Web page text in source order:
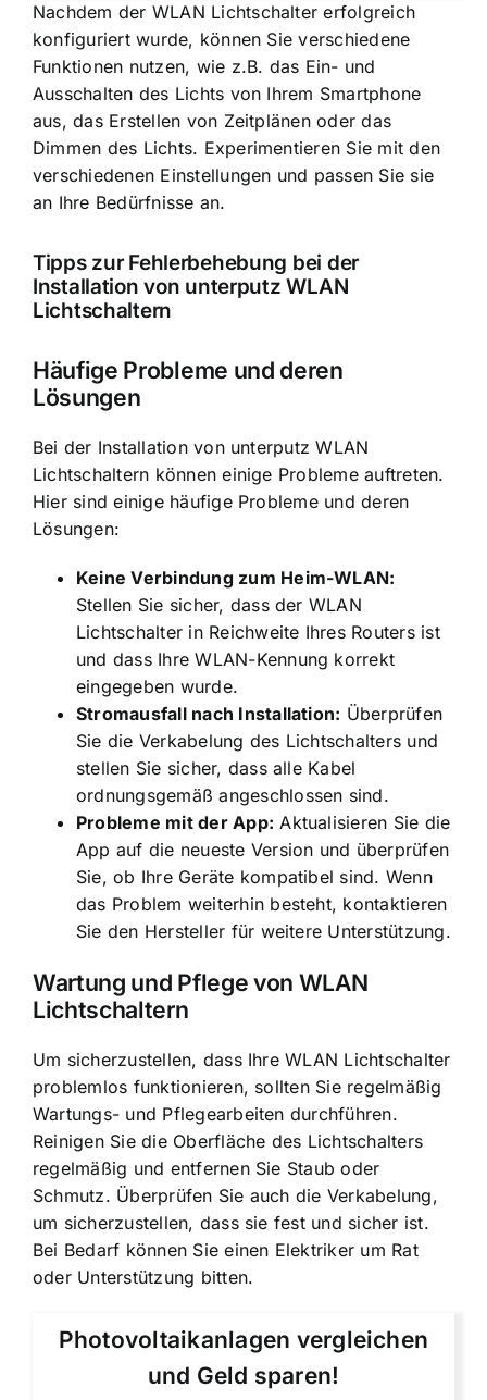
Nachdem der WLAN Lichtschalter erfolgreich
konfiguriert wurde, können Sie verschiedene
Funktionen nutzen, wie z.B. das Ein- und
Ausschalten des Lichts von Ihrem Smartphone
aus, das Erstellen von Zeitplänen oder das
Dimmen des Lichts. Experimentieren Sie mit den
verschiedenen Einstellungen und passen Sie sie
an Ihre Bedürfnisse an.
Tipps zur Fehlerbehebung bei der
Installation von unterputz WLAN
Lichtschaltern
Häufige Probleme und deren
Lösungen
Bei der Installation von unterputz WLAN
Lichtschaltern können einige Probleme auftreten.
Hier sind einige häufige Probleme und deren
Lösungen:
Keine Verbindung zum Heim-WLAN:
Stellen Sie sicher, dass der WLAN
Lichtschalter in Reichweite Ihres Routers ist
und dass Ihre WLAN-Kennung korrekt
eingegeben wurde.
Stromausfall nach Installation: Überprüfen
Sie die Verkabelung des Lichtschalters und
stellen Sie sicher, dass alle Kabel
ordnungsgemäß angeschlossen sind.
Probleme mit der App: Aktualisieren Sie die
App auf die neueste Version und überprüfen
Sie, ob Ihre Geräte kompatibel sind. Wenn
das Problem weiterhin besteht, kontaktieren
Sie den Hersteller für weitere Unterstützung.
Wartung und Pflege von WLAN
Lichtschaltern
Um sicherzustellen, dass Ihre WLAN Lichtschalter
problemlos funktionieren, sollten Sie regelmäßig
Wartungs- und Pflegearbeiten durchführen.
Reinigen Sie die Oberfläche des Lichtschalters
regelmäßig und entfernen Sie Staub oder
Schmutz. Überprüfen Sie auch die Verkabelung,
um sicherzustellen, dass sie fest und sicher ist.
Bei Bedarf können Sie einen Elektriker um Rat
oder Unterstützung bitten.
Photovoltaikanlagen vergleichen
und Geld sparen!